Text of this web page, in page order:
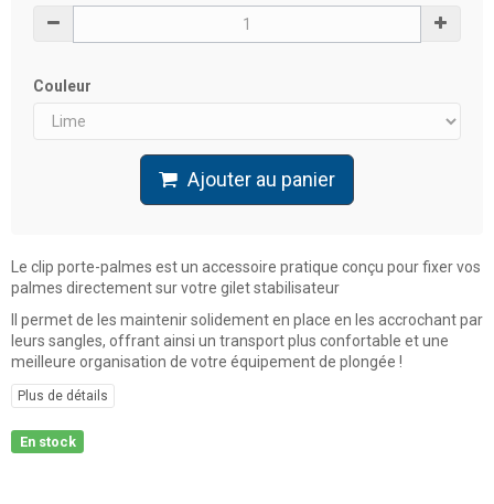
Couleur
Ajouter au panier
Le clip porte-palmes est un accessoire pratique conçu pour fixer vos
palmes directement sur votre gilet stabilisateur
Il permet de les maintenir solidement en place en les accrochant par
leurs sangles, offrant ainsi un transport plus confortable et une
meilleure organisation de votre équipement de plongée !
Plus de détails
En stock